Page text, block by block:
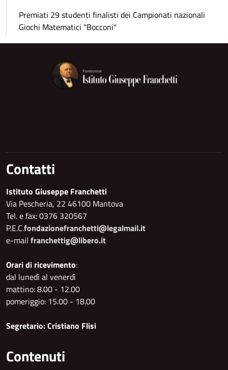
Premiati 29 studenti finalisti dei Campionati nazionali
Giochi Matematici "Bocconi"
Contatti
Istituto Giuseppe Franchetti
Via Pescheria, 22 46100 Mantova
Tel. e fax: 0376 320567
P.E.C.fondazionefranchetti@legalmail.it
e-mail franchettig@libero.it
Orari di ricevimento:
dal lunedì al venerdì
mattino: 8.00 - 12.00
pomeriggio: 15.00 - 18.00
Segretario: Cristiano Flisi
Contenuti